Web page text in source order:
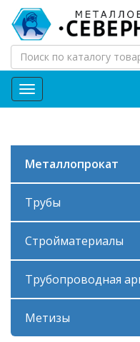
МЕНЮ
Металлопрокат
Трубы
Стройматериалы
Трубопроводная
Метизы